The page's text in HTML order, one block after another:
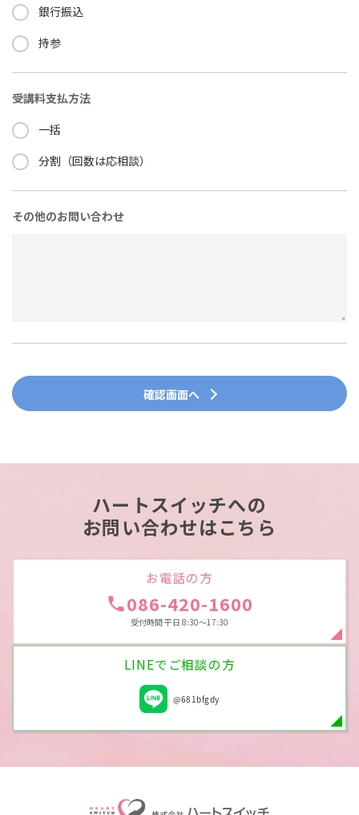
銀行振込
持参
受講料支払方法
一括
分割（回数は応相談）
その他のお問い合わせ
確認画面へ
ハートスイッチへの
お問い合わせはこちら
お電話の方
086-420-1600
受付時間 平日 8:30～17:30
LINEでご相談の方
@681bfgdy